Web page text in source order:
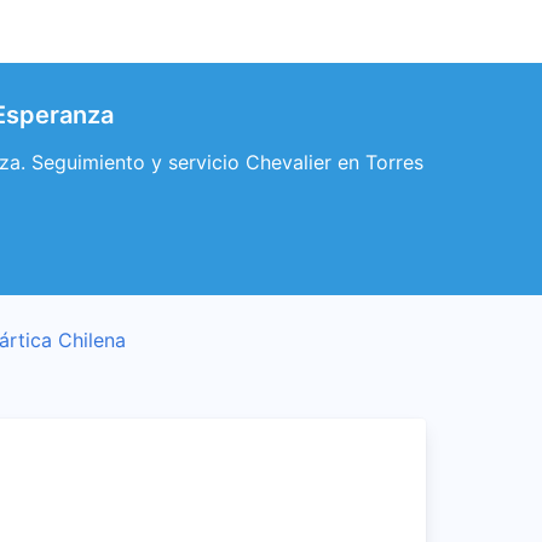
Seguimiento y servicio Chevalier en Torres
Chilena